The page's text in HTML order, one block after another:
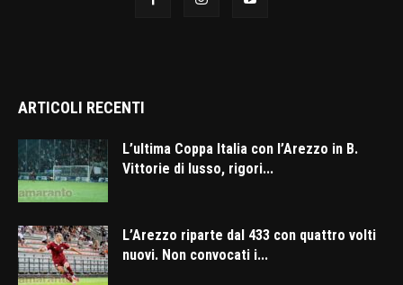
ARTICOLI RECENTI
L’ultima Coppa Italia con l’Arezzo in B.
Vittorie di lusso, rigori...
L’Arezzo riparte dal 433 con quattro volti
nuovi. Non convocati i...